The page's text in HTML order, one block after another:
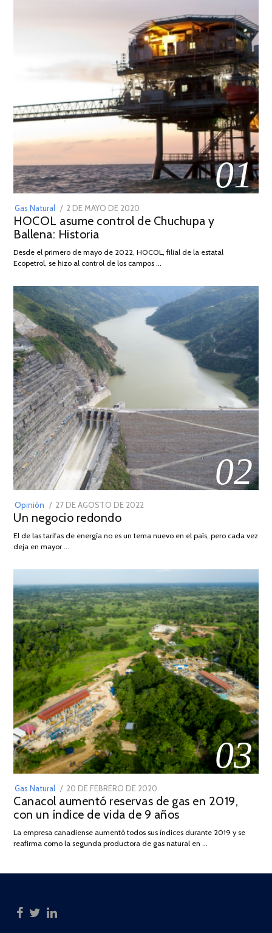
01
Gas Natural
POSTED
ON
2 DE MAYO DE 2020
DE
2026
HOCOL asume control de Chuchupa y
Ballena: Historia
Desde el primero de mayo de 2022, HOCOL, filial de la estatal
Ecopetrol, se hizo al control de los campos …
02
Opinión
POSTED
ON
27 DE AGOSTO DE 2022
DE
Un negocio redondo
El de las tarifas de energía no es un tema nuevo en el país, pero cada vez
deja en mayor …
03
Gas Natural
POSTED
ON
20 DE FEBRERO DE 2020
DE
JULIO
2025
Canacol aumentó reservas de gas en 2019,
con un índice de vida de 9 años
La empresa canadiense aumentó todos sus índices durante 2019 y se
reafirma como la segunda productora de gas natural en …